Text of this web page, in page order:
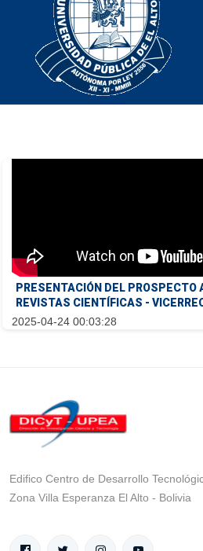
PRESENTACIÓN DEL PROSPECTO
REVISTAS CIENTÍFICAS -
2025-04-24 00:03:28
Edifico Centro de Desarrollo
Zona Villa Esperanza El Alto - Bolivia